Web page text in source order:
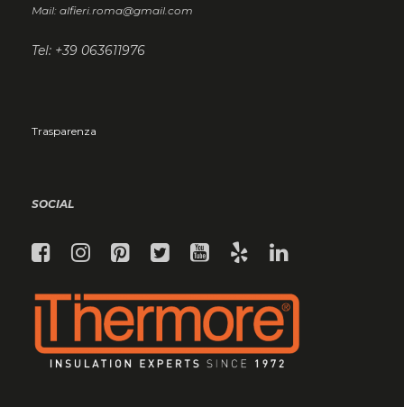
Mail: alfieri.roma@gmail.com
Tel: +39 063611976
Trasparenza
SOCIAL